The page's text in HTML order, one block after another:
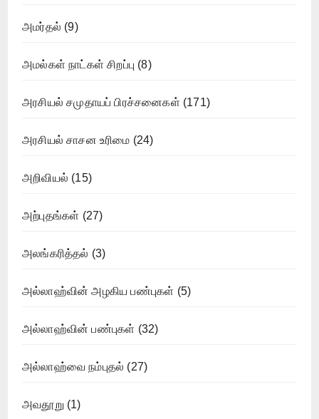
அமர்தல் (9)
அமல்கள் நாட்கள் சிறப்பு (8)
அரசியல் சமுதாயப் பிரச்சனைகள் (171)
அரசியல் சாசன உரிமை (24)
அறிவியல் (15)
அற்புதங்கள் (27)
அலங்கரித்தல் (3)
அல்லாஹ்வின் அழகிய பண்புகள் (5)
அல்லாஹ்வின் பண்புகள் (32)
அல்லாஹ்வை நம்புதல் (27)
அவதூறு (1)